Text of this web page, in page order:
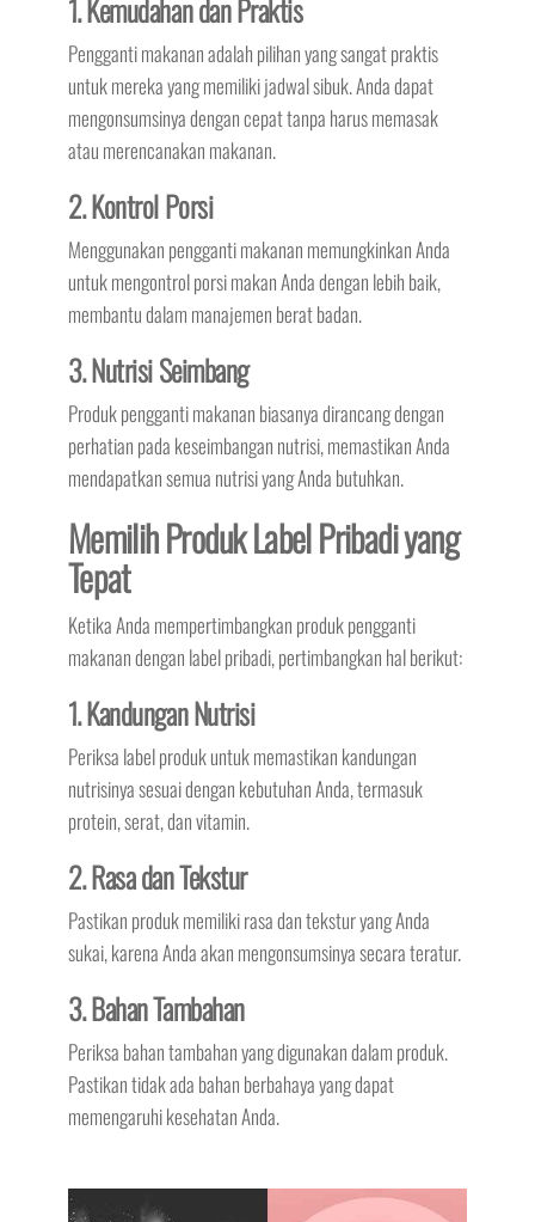
1. Kemudahan dan Praktis
Pengganti makanan adalah pilihan yang sangat praktis
untuk mereka yang memiliki jadwal sibuk. Anda dapat
mengonsumsinya dengan cepat tanpa harus memasak
atau merencanakan makanan.
2. Kontrol Porsi
Menggunakan pengganti makanan memungkinkan Anda
untuk mengontrol porsi makan Anda dengan lebih baik,
membantu dalam manajemen berat badan.
3. Nutrisi Seimbang
Produk pengganti makanan biasanya dirancang dengan
perhatian pada keseimbangan nutrisi, memastikan Anda
mendapatkan semua nutrisi yang Anda butuhkan.
Memilih Produk Label Pribadi yang
Tepat
Ketika Anda mempertimbangkan produk pengganti
makanan dengan label pribadi, pertimbangkan hal berikut:
1. Kandungan Nutrisi
Periksa label produk untuk memastikan kandungan
nutrisinya sesuai dengan kebutuhan Anda, termasuk
protein, serat, dan vitamin.
2. Rasa dan Tekstur
Pastikan produk memiliki rasa dan tekstur yang Anda
sukai, karena Anda akan mengonsumsinya secara teratur.
3. Bahan Tambahan
Periksa bahan tambahan yang digunakan dalam produk.
Pastikan tidak ada bahan berbahaya yang dapat
memengaruhi kesehatan Anda.